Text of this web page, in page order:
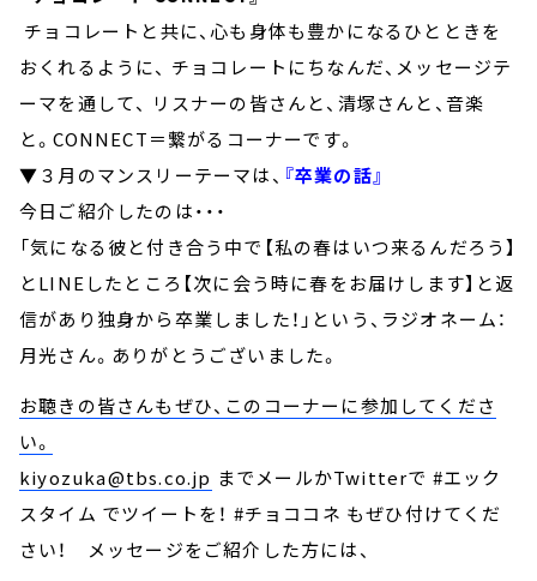
チョコレートと共に、心も身体も豊かになるひとときを
おくれるように、 チョコレートにちなんだ、メッセージテ
ーマを通して、 リスナーの皆さんと、清塚さんと、音楽
と。CONNECT＝繋がるコーナーです。
▼３月のマンスリーテーマは、 『卒業の話』
今日ご紹介したのは・・・
「気になる彼と付き合う中で【私の春はいつ来るんだろう】
とLINEしたところ【次に会う時に春をお届けします】と返
信があり独身から卒業しました！」という、ラジオネーム：
月光さん。ありがとうございました。
お聴きの皆さんもぜひ、このコーナーに参加してくださ
い。
kiyozuka@tbs.co.jp までメールかTwitterで #エック
スタイム でツイートを！ #チョココネ もぜひ付けてくだ
さい！ メッセージをご紹介した方には、